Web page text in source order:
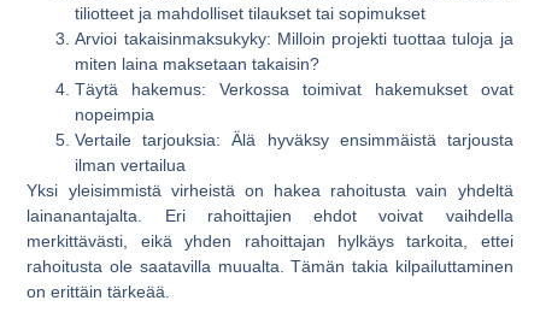
tiliotteet ja mahdolliset tilaukset tai sopimukset
Arvioi takaisinmaksukyky: Milloin projekti tuottaa tuloja ja
miten laina maksetaan takaisin?
Täytä hakemus: Verkossa toimivat hakemukset ovat
nopeimpia
Vertaile tarjouksia: Älä hyväksy ensimmäistä tarjousta
ilman vertailua
Yksi yleisimmistä virheistä on hakea rahoitusta vain yhdeltä
lainanantajalta. Eri rahoittajien ehdot voivat vaihdella
merkittävästi, eikä yhden rahoittajan hylkäys tarkoita, ettei
rahoitusta ole saatavilla muualta. Tämän takia kilpailuttaminen
on erittäin tärkeää.